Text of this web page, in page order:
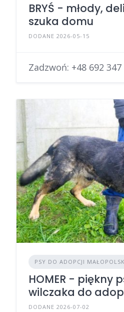
BRYŚ - młody,
szuka domu
DODANE 2026-05-15
Zadzwoń: +48 692
PSY DO ADOPCJI
HOMER - piękny
wilczaka do
DODANE 2026-07-02